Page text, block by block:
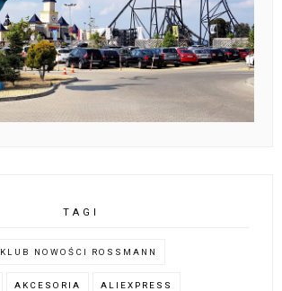
TAGI
KLUB NOWOŚCI ROSSMANN
AKCESORIA ALIEXPRESS